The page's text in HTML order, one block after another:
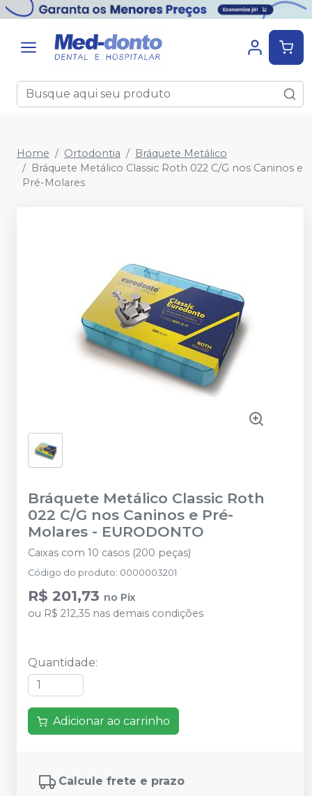
Home Ortodontia
Bráquete Metálico
Bráquete Metálico Classic Roth 022 C/G nos Caninos e
Pré-Molares
Bráquete Metálico Classic Roth
022 C/G nos Caninos e Pré-
Molares - EURODONTO
Caixas com 10 casos (200 peças)
Código do produto: 0000003201
R$ 201,73 no Pix
ou R$ 212,35 nas demais condições
Quantidade:
Adicionar ao carrinho
Calcule frete e prazo